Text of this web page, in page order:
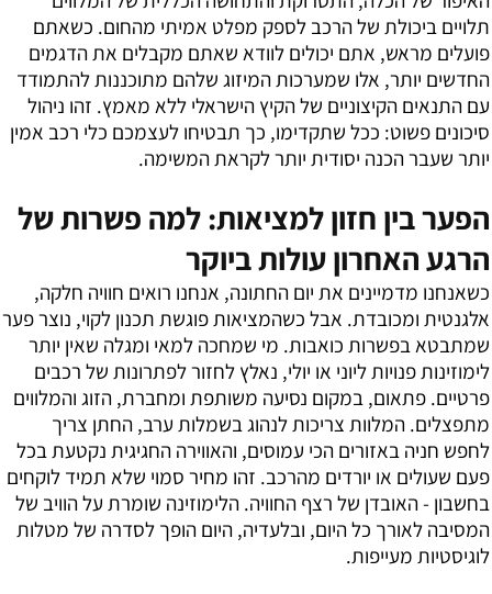
תלויים ביכולת של הרכב לספק מפלט אמיתי מהחום. כשאתם
פועלים מראש, אתם יכולים לוודא שאתם מקבלים את הדגמים
החדשים יותר, אלו שמערכות המיזוג שלהם מתוכננות להתמודד
עם התנאים הקיצוניים של הקיץ הישראלי ללא מאמץ. זהו ניהול
סיכונים פשוט: ככל שתקדימו, כך תבטיחו לעצמכם כלי רכב אמין
יותר שעבר הכנה יסודית יותר לקראת המשימה.
הפער בין חזון למציאות: למה פשרות של
הרגע האחרון עולות ביוקר
כשאנחנו מדמיינים את יום החתונה, אנחנו רואים חוויה חלקה,
אלגנטית ומכובדת. אבל כשהמציאות פוגשת תכנון לקוי, נוצר פער
שמתבטא בפשרות כואבות. מי שמחכה למאי ומגלה שאין יותר
לימוזינות פנויות ליוני או יולי, נאלץ לחזור לפתרונות של רכבים
פרטיים. פתאום, במקום נסיעה משותפת ומחברת, הזוג והמלווים
מתפצלים. המלוות צריכות לנהוג בשמלות ערב, החתן צריך
לחפש חניה באזורים הכי עמוסים, והאווירה החגיגית נקטעת בכל
פעם שעולים או יורדים מהרכב. זהו מחיר סמוי שלא תמיד לוקחים
בחשבון - האובדן של רצף החוויה. הלימוזינה שומרת על הוויב של
המסיבה לאורך כל היום, ובלעדיה, היום הופך לסדרה של מטלות
לוגיסטיות מעייפות.